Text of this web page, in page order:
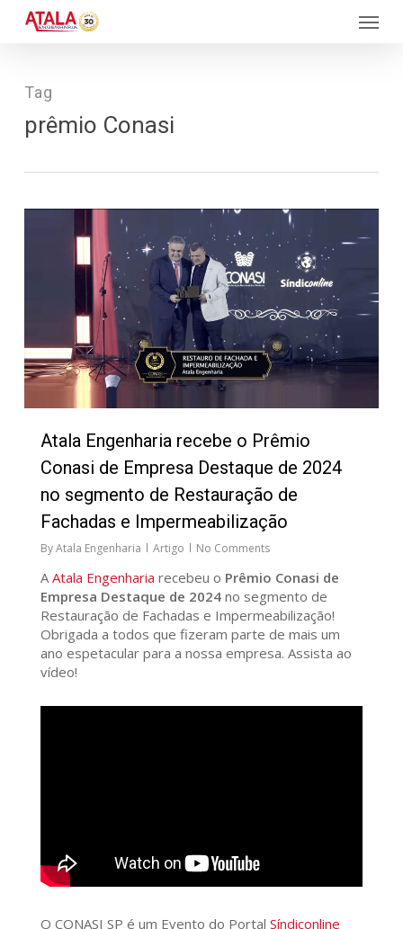
Menu
Tag
prêmio Conasi
Atala Engenharia recebe o Prêmio
Conasi de Empresa Destaque de 2024
no segmento de Restauração de
Fachadas e Impermeabilização
ByAtala Engenharia Artigo No Comments
A Atala Engenharia recebeu o Prêmio Conasi de
Empresa Destaque de 2024no segmento de
Restauração de Fachadas e Impermeabilização!
Obrigada a todos que fizeram parte de mais um
ano espetacular para a nossa empresa. Assista ao
vídeo!
O CONASI SP é um Evento do Portal Síndiconline